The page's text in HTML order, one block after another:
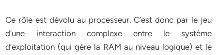
Ce rôle est dévolu au processeur. C’est donc par le jeu
d’une interaction complexe entre le système
d’exploitation (qui gère la RAM au niveau logique) et le